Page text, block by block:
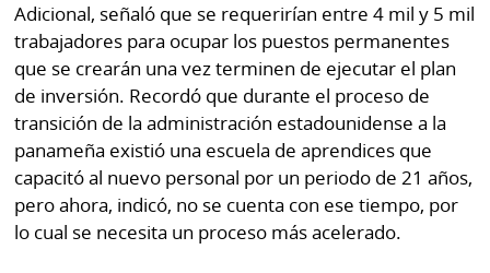
Adicional, señaló que se requerirían entre 4 mil y 5 mil
trabajadores para ocupar los puestos permanentes
que se crearán una vez terminen de ejecutar el plan
de inversión. Recordó que durante el proceso de
transición de la administración estadounidense a la
panameña existió una escuela de aprendices que
capacitó al nuevo personal por un periodo de 21 años,
pero ahora, indicó, no se cuenta con ese tiempo, por
lo cual se necesita un proceso más acelerado.